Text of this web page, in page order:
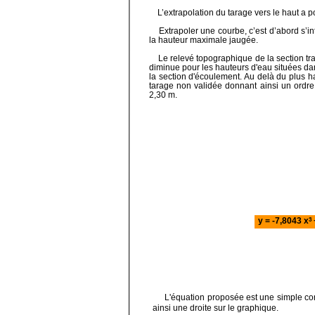
L’extrapolation du tarage vers le haut a
Extrapoler une courbe, c’est d’abord
la hauteur maximale jaugée.
Le relevé topographique de la section
diminue pour les hauteurs d'eau situées
la section d'écoulement. Au delà du plus
tarage non validée donnant ainsi un
2,30 m.
y = -7,8043 x3
L'équation proposée est une simple
ainsi une droite sur le graphique.